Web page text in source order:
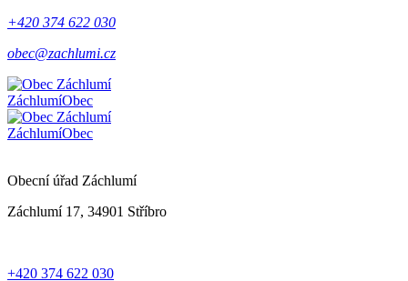
+420 374 622 030
obec@zachlumi.cz
ZáchlumíObec
ZáchlumíObec
Obecní úřad Záchlumí
Záchlumí 17, 34901 Stříbro
+420 374 622 030